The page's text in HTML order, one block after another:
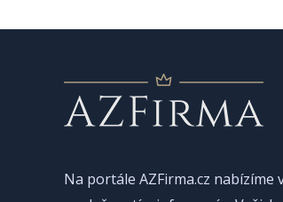
pro
příspěvek
Na portále AZFirma.cz nabízíme